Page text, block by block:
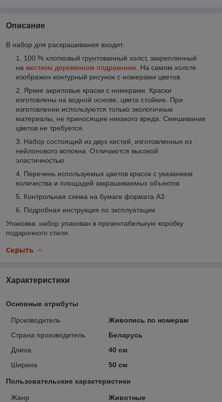
Описание
В набор для раскрашивания входит:
100 % хлопковый грунтованный холст, закрепленный
на жестком деревянном подрамнике . На самом холсте
изображен контурный рисунок с номерами цветов.
Яркие акриловые краски с номерами. Краски
изготовлены на водной основе, цвета стойкие. При
изготовлении используются только экологичные
материалы, не приносящие никакого вреда. Смешивание
цветов не требуется.
Набор состоящий из двух кистей, изготовленных из
нейлонового волокна. Отличаются высокой
эластичностью.
Перечень используемых цветов красок с указанием
количества и площадей закрашиваемых объектов
Контрольная схема на бумаге формата А3
Подробная инструкция по эксплуатации
Упаковка: набор упакован в презентабельную коробку
подарочного стиля.
Скрыть
Характеристики
Основные атрибуты
Производитель
Живопись по номерам
Страна производитель
Беларусь
Длина
40 см
Ширина
50 см
Пользовательские характеристики
Жанр
Животные